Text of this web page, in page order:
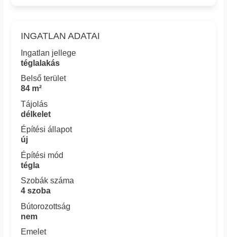
INGATLAN ADATAI
Ingatlan jellege
téglalakás
Belső terület
84 m²
Tájolás
délkelet
Építési állapot
új
Építési mód
tégla
Szobák száma
4 szoba
Bútorozottság
nem
Emelet